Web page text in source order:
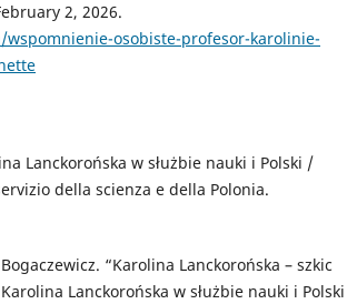
2, 2026.
osobiste-profesor-karolinie-
Lanckorońska w służbie nauki i Polski /
della scienza e della Polonia.
“Karolina Lanckorońska – szkic
Lanckorońska w służbie nauki i Polski